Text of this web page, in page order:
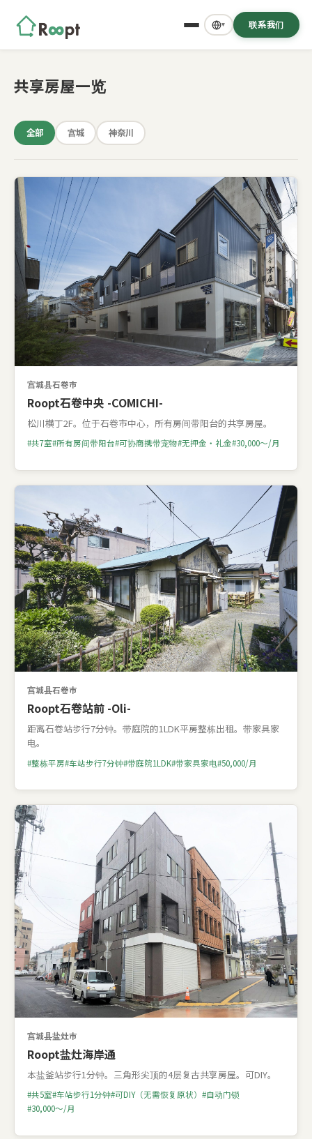
▾ 联系我们
共享房屋一览
全部 宫城 神奈川
宫城县石卷市
Roopt石卷中央 -COMICHI-
松川横丁2F。位于石卷市中心，所有房间带阳台的共享房屋。
共7室 所有房间带阳台 可协商携带宠物 无押金・礼金 30,000〜/月
宫城县石卷市
Roopt石卷站前 -Oli-
距离石卷站步行7分钟。带庭院的1LDK平房整栋出租。带家具家
电。
整栋平房 车站步行7分钟 带庭院1LDK 带家具家电 50,000/月
宫城县盐灶市
Roopt盐灶海岸通
本盐釜站步行1分钟。三角形尖顶的4层复古共享房屋。可DIY。
共5室 车站步行1分钟 可DIY（无需恢复原状）
自动门锁
30,000〜/月